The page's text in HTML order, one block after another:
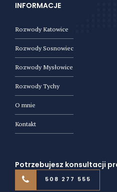
INFORMACJE
Rozwody Katowice
Rozwody Sosnowiec
Rozwody Mysłowice
Rozwody Tychy
O mnie
Kontakt
Potrzebujesz konsultacji
508 277 555